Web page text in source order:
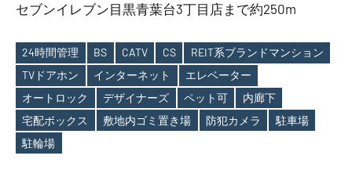
セブンイレブン目黒青葉台3丁目店まで約250m
Tags
24時間管理 BS CATV CS
REIT系ブランドマンション
TVドアホン
インターネット
エレベーター
オートロック
デザイナーズ ペット可
内廊下
宅配ボックス
敷地内ゴミ置き場 防犯カメラ
駐車場
駐輪場